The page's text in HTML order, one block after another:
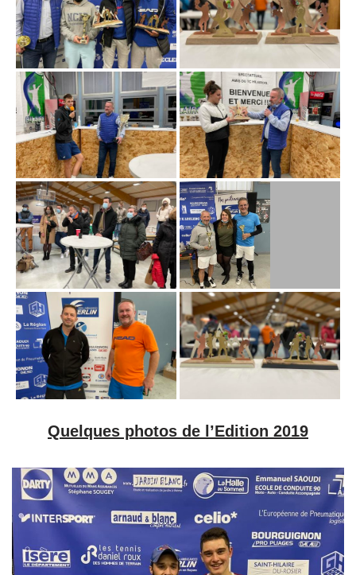
Quelques photos de l’Edition 2019